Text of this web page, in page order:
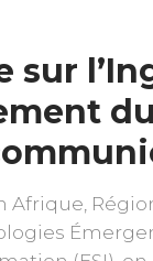
sur